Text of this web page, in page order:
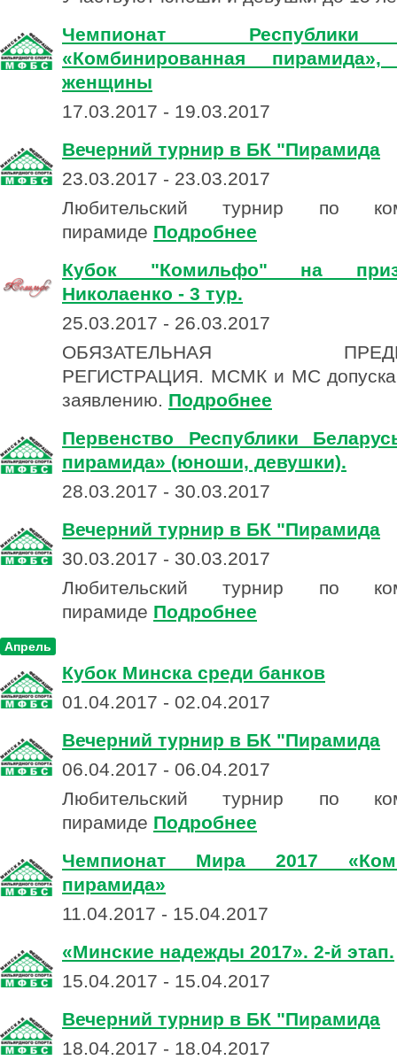
Чемпионат Республики
«Комбинированная
женщины
17.03.2017 - 19.03.2017
Вечерний турнир в БК "Пирамида
23.03.2017 - 23.03.2017
Любительский турнир по
пирамиде Подробнее
Кубок "Комильфо" на
Николаенко - 3 тур.
25.03.2017 - 26.03.2017
ОБЯЗАТЕЛЬНАЯ
РЕГИСТРАЦИЯ. МСМК и МС
заявлению. Подробнее
Первенство Республики
пирамида» (юноши, девушки).
28.03.2017 - 30.03.2017
Вечерний турнир в БК "Пирамида
30.03.2017 - 30.03.2017
Любительский турнир по
пирамиде Подробнее
Апрель
Кубок Минска среди банков
01.04.2017 - 02.04.2017
Вечерний турнир в БК "Пирамида
06.04.2017 - 06.04.2017
Любительский турнир по
пирамиде Подробнее
Чемпионат Мира 2017
пирамида»
11.04.2017 - 15.04.2017
«Минские надежды 2017». 2-й этап.
15.04.2017 - 15.04.2017
Вечерний турнир в БК "Пирамида
18.04.2017 - 18.04.2017